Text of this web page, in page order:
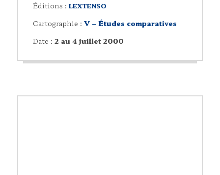
Éditions :LEXTENSO
Cartographie : V – Études comparatives
Date : 2 au 4 juillet 2000